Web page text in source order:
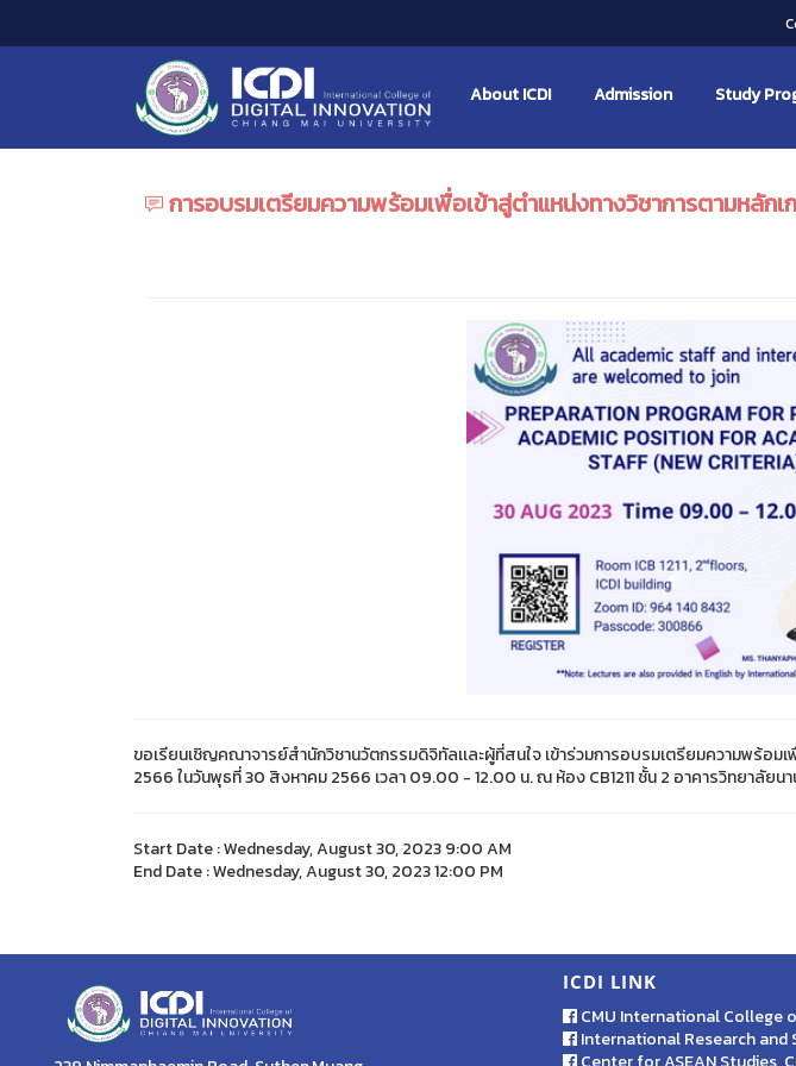
About ICDI Admission Study
การอบรมเตรียมความพร้อมเพื่อเข้าสู่ตำแหน่งทางวิชาการตามหลั
ขอเรียนเชิญคณาจารย์สำนักวิชานวัตกรรมดิจิทัลเเละผู้ที่สนใจ เข้าร่วมการอบรมเตรียมความพร้อ
2566 ในวันพุธที่ 30 สิงหาคม 2566 เวลา 09.00 - 12.00 น. ณ ห้อง CB1211 ชั้น 2 อาคารวิทยาลัย
Start Date : Wednesday, August 30, 2023 9:00 AM
End Date : Wednesday, August 30, 2023 12:00 PM
ICDI LINK
CMU International College
International Research and